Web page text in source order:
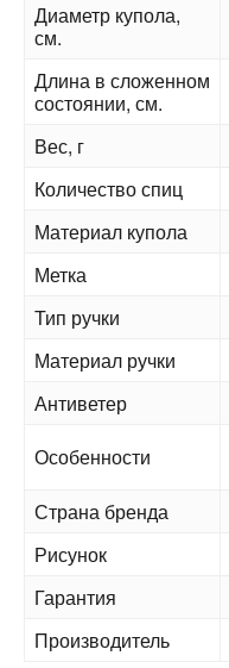
Диаметр купола,
см.
Длина в сложенном
состоянии, см.
Вес, г
Количество спиц
Материал купола
Метка
Тип ручки
Материал ручки
Антиветер
Особенности
Страна бренда
Рисунок
Гарантия
Производитель